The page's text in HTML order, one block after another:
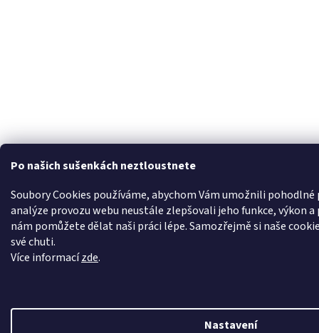
Po našich sušenkách neztloustnete
Soubory Cookies používáme, abychom Vám umožnili
analýze provozu webu neustále zlepšovali jeho funkce, výkon
nám pomůžete dělat naši práci lépe. Samozřejmě si naše
své chuti.
Více informacízde.
Nastavení